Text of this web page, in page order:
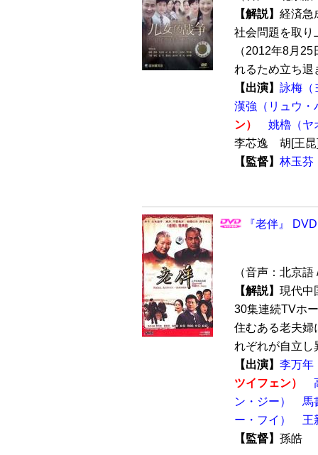
【解説】 経済急
社会問題を取り
（2012年8月
れるため立ち退
【出演】 詠梅（
漢強（リュウ・
ン）
姚櫓（ヤ
李芯逸 胡[王
【監督】 林玉芬
『老伴』
（音声：北京
【解説】 現代中
30集連続TVホ
住むある老夫婦
れぞれが自立し
【出演】 李万年
ツイフェン）
ン・ジー）
馬
ー・フイ）
王
【監督】 孫皓